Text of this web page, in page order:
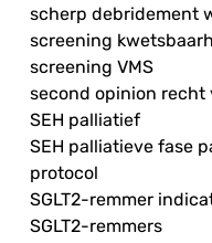
scherp debridement
screening
screening VMS
second opinion recht
SEH palliatief
SEH palliatieve fase
protocol
SGLT2-remmer
SGLT2-remmers